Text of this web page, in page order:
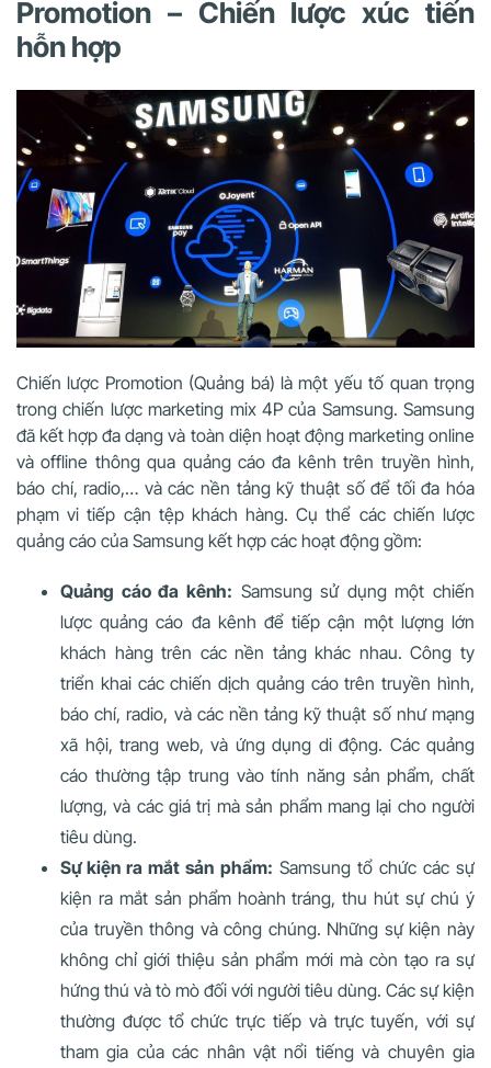
Promotion – Chiến lược xúc tiến
hỗn hợp
Chiến lược Promotion (Quảng bá) là một yếu tố quan trọng
trong chiến lược marketing mix 4P của Samsung. Samsung
đãkết hợp đa dạng và toàn diện hoạt động marketing online
và offline thông qua quảng cáo đa kênh trên truyền hình,
báo chí, radio,… và các nền tảng kỹ thuật số để tối đa hóa
phạm vi tiếp cận tệp khách hàng. Cụ thể các chiến lược
quảng cáo của Samsung kết hợp các hoạt động gồm:
Quảng cáo đa kênh: Samsung sử dụng một chiến
lược quảng cáo đa kênh để tiếp cận một lượng lớn
khách hàng trên các nền tảng khác nhau. Công ty
triển khai các chiến dịch quảng cáo trên truyền hình,
báo chí, radio, và các nền tảng kỹ thuật số như mạng
xã hội, trang web, và ứng dụng di động. Các quảng
cáo thường tập trung vào tính năng sản phẩm, chất
lượng, và các giá trị mà sản phẩm mang lại cho người
tiêu dùng.
Sự kiện ra mắt sản phẩm: Samsung tổ chức các sự
kiện ra mắt sản phẩm hoành tráng, thu hút sự chú ý
của truyền thông và công chúng. Những sự kiện này
không chỉ giới thiệu sản phẩm mới mà còn tạo ra sự
hứng thú và tò mò đối với người tiêu dùng. Các sự kiện
thường được tổ chức trực tiếp và trực tuyến, với sự
tham gia của các nhân vật nổi tiếng và chuyên gia